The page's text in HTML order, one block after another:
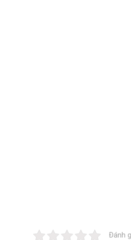
Đánh